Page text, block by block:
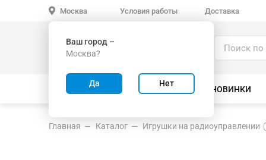
Москва
Ваш город –
Москва?
Да Нет
Условия работы Доставка
ВСЕ ТОВАРЫ ВЕЛОСИПЕДЫ НОВИНКИ
Главная Каталог Игрушки на радиоуправлении